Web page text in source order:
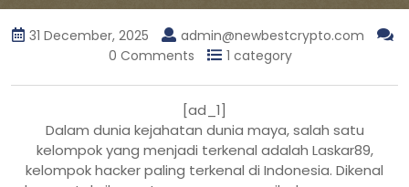
31 December, 2025
admin@newbestcrypto.com
0 Comments
1 category
[ad_1]
Dalam dunia kejahatan dunia maya, salah satu
kelompok yang menjadi terkenal adalah Laskar89,
kelompok hacker paling terkenal di Indonesia. Dikenal